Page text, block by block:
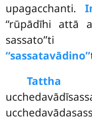
upagacchanti.
‘‘rūpādīhi attā
‘‘sassatavādino’’
Tattha